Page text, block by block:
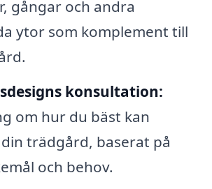
gångar och andra
ytor som komplement till
konsultation:
om hur du bäst kan
trädgård, baserat på
och behov.